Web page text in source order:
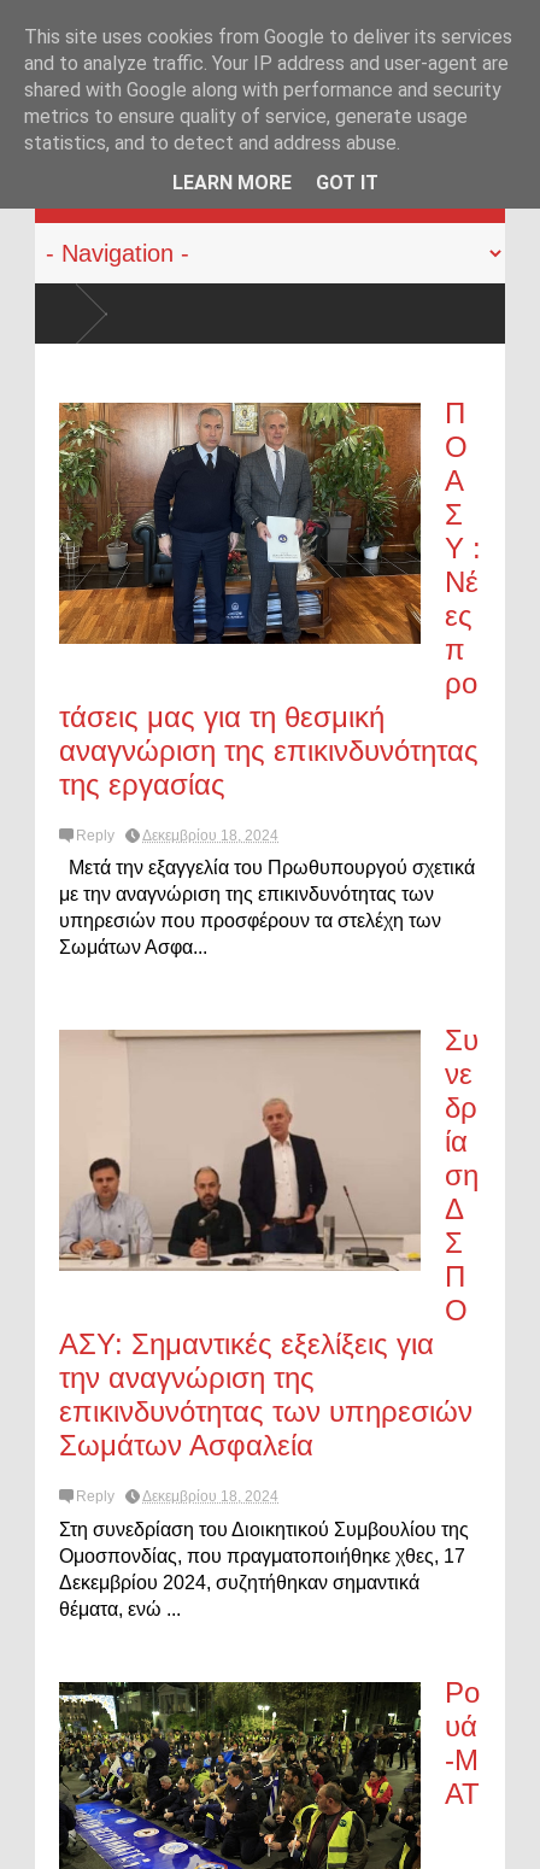
KATEHACKER
Π
Ο
Α
Σ
Υ :
Νέ
ες
π
ρο
τάσεις μας για τη θεσμική
αναγνώριση της επικινδυνότητας
της εργασίας
Reply Δεκεμβρίου 18, 2024
Μετά την εξαγγελία του Πρωθυπουργού σχετικά
με την αναγνώριση της επικινδυνότητας των
υπηρεσιών που προσφέρουν τα στελέχη των
Σωμάτων Ασφα...
Συ
νε
δρ
ία
ση
Δ
Σ
Π
Ο
ΑΣΥ: Σημαντικές εξελίξεις για
την αναγνώριση της
επικινδυνότητας των υπηρεσιών
Σωμάτων Ασφαλεία
Reply Δεκεμβρίου 18, 2024
Στη συνεδρίαση του Διοικητικού Συμβουλίου της
Ομοσπονδίας, που πραγματοποιήθηκε χθες, 17
Δεκεμβρίου 2024, συζητήθηκαν σημαντικά
θέματα, ενώ ...
Ρο
υά
-Μ
ΑΤ
This site uses cookies from Google to deliver its services
and to analyze traffic. Your IP address and user-agent are
shared with Google along with performance and security
metrics to ensure quality of service, generate usage
statistics, and to detect and address abuse.
LEARN MORE
GOT IT